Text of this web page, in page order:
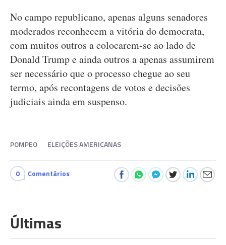
No campo republicano, apenas alguns senadores
moderados reconhecem a vitória do democrata,
com muitos outros a colocarem-se ao lado de
Donald Trump e ainda outros a apenas assumirem
ser necessário que o processo chegue ao seu
termo, após recontagens de votos e decisões
judiciais ainda em suspenso.
POMPEO ELEIÇÕES AMERICANAS
0 Comentários
Últimas